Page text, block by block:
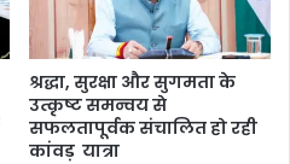
श्रद्धा, सुरक्षा और सुगमता के
उत्कृष्ट समन्वय से
सफलतापूर्वक संचालित हो रही
कांवड़ यात्रा